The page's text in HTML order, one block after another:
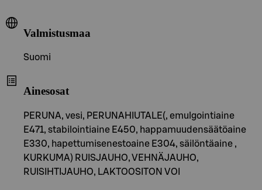
Valmistusmaa
Suomi
Ainesosat
PERUNA, vesi, PERUNAHIUTALE(, emulgointiaine
E471, stabilointiaine E450, happamuudensäätöaine
E330, hapettumisenestoaine E304, säilöntäaine ,
KURKUMA) RUISJAUHO, VEHNÄJAUHO,
RUISIHTIJAUHO, LAKTOOSITON VOI